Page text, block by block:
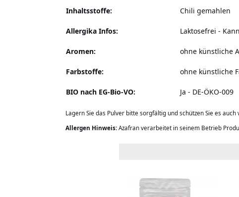
Inhaltsstoffe: Chili gemahlen
Allergika Infos: Laktosefrei -
Aromen: ohne künstliche
Farbstoffe: ohne künstliche
BIO nach EG-Bio-VO: Ja - DE-ÖKO-009
Lagern Sie das Pulver bitte sorgfältig und schützen Sie es
Allergen Hinweis: Azafran verarbeitet in seinem Betrieb